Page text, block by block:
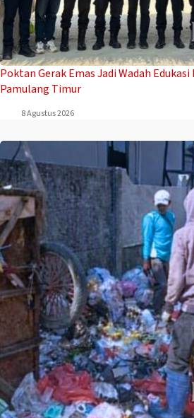
Poktan Gerak Emas Jadi Wadah Edukasi
Pamulang Timur
8 Agustus 2026